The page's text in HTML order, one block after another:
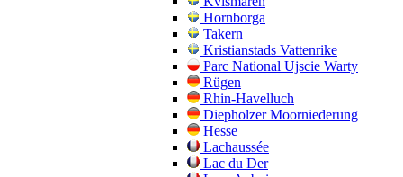
Hornborga
Takern
Kristianstads Vattenrike
Parc National Ujscie Warty
Rügen
Rhin-Havelluch
Diepholzer Moorniederung
Hesse
Lachaussée
Lac du Der